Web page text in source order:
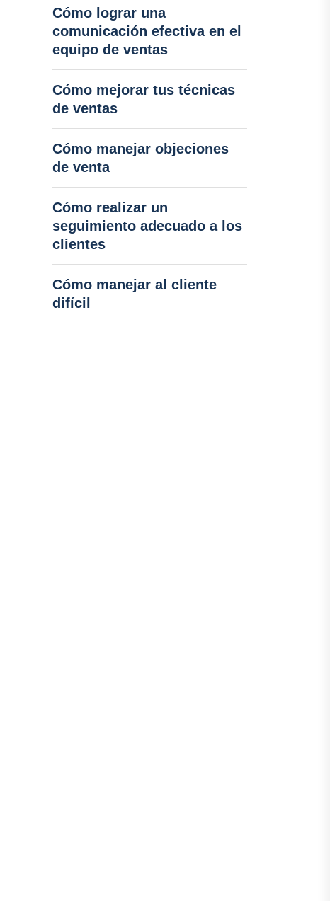
Cómo lograr una
comunicación efectiva en el
equipo de ventas
Cómo mejorar tus técnicas
de ventas
Cómo manejar objeciones
de venta
Cómo realizar un
seguimiento adecuado a los
clientes
Cómo manejar al cliente
difícil